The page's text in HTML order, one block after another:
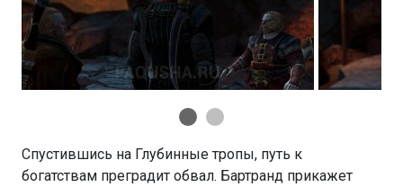
Спустившись на Глубинные тропы, путь к
богатствам преградит обвал. Бартранд прикажет